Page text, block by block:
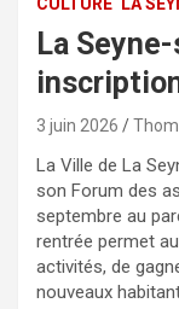
La
3 juin 2026
La Ville de La
son Forum des
septembre au
rentrée permet
activités, de
nouveaux